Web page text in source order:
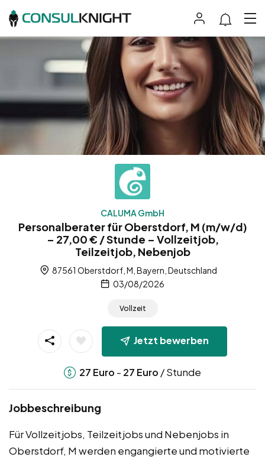
CALUMA GmbH
Personalberater für Oberstdorf, M (m/w/d)
– 27,00 € / Stunde – Vollzeitjob,
Teilzeitjob, Nebenjob
87561 Oberstdorf, M, Bayern, Deutschland
03/08/2026
Vollzeit
Jetzt bewerben
27 Euro - 27 Euro / Stunde
Jobbeschreibung
Für Vollzeitjobs, Teilzeitjobs und Nebenjobs in
Oberstdorf, M werden engangierte und motivierte